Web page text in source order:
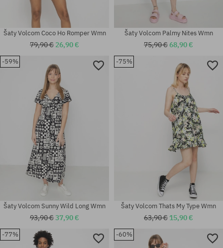
Dostupné veľkosti:
Šaty Volcom Coco Ho Romper Wmn
79,90 € 26,90 €
Šaty Volcom Palmy Nites Wmn
75,90 €68,90 €
-59%
Šaty Volcom Sunny Wild Long Wmn
93,90 €37,90 €
-75%
Šaty Volcom Thats My Type Wmn
63,90 € 15,90 €
-77% -60%